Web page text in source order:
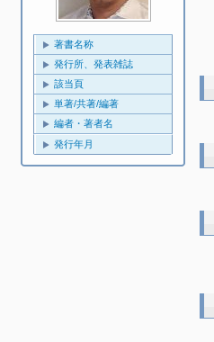
著書名称
発行所、発表雑誌
該当頁
単著/共著/編著
編者・著者名
発行年月